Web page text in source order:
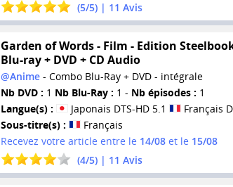
(5/5) | 11 Avis
Garden of Words - Film - Edition
Blu-ray + DVD + CD Audio
@Anime- Combo Blu-Ray + DVD - intégrale
Nb DVD : 1 Nb Blu-Ray : 1 - Nb épisodes : 1
Langue(s) :
Japonais DTS-HD 5.1
Français
Sous-titre(s) :
Français
Recevez votre article entre le 14/08et le 15/08
(4/5) | 11 Avis